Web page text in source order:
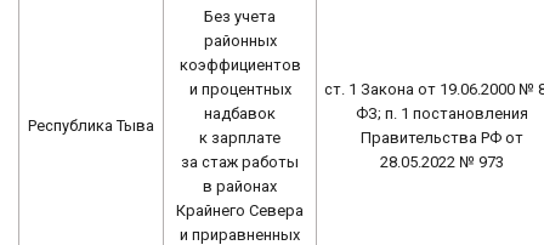
Республика Тыва
Без учета
районных
коэффициентов
и процентных
надбавок
к зарплате
за стаж работы
в районах
Крайнего Севера
и приравненных
ст. 1 Закона от 19.06.2000 №
ФЗ; п. 1 постановления
Правительства РФ от
28.05.2022 № 973